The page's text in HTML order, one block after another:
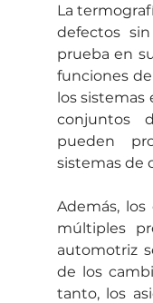
La
defectos
prueba en
funciones
los sistemas
conjuntos
pueden
sistemas de
Además,
múltiples
automotriz
de los
tanto, los